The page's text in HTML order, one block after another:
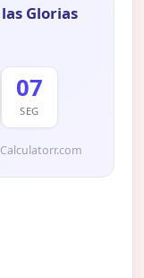
Glorias
06
SEG